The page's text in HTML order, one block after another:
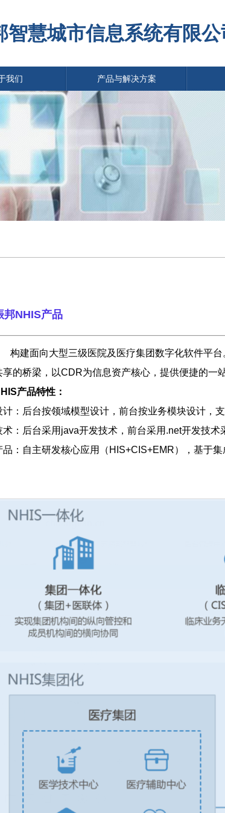
智慧城市信息系统有限公
我们 产品与解决方案
邦NHIS产品
建面向大型三级医院及医疗集团数字化软件平台
享的桥梁，以CDR为信息资产核心，提供便捷的一
产品特性：
： 后台按领域模型设计，前台按业务模块设计，
术：后台采用java开发技术，前台采用.net开发技术
品：自主研发核心应用（HIS+CIS+EMR），基于